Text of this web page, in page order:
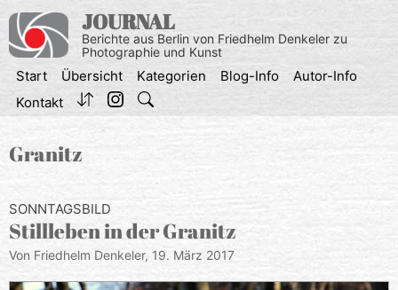
Inhalt
springen
JOURNAL
Berichte aus Berlin von Friedhelm Denkeler zu
Photographie und Kunst
Start Übersicht Kategorien Blog-Info
Autor-Info
Kontakt
Granitz
SONNTAGSBILD
Stillleben in der Granitz
Von Friedhelm Denkeler, 19. März 2017